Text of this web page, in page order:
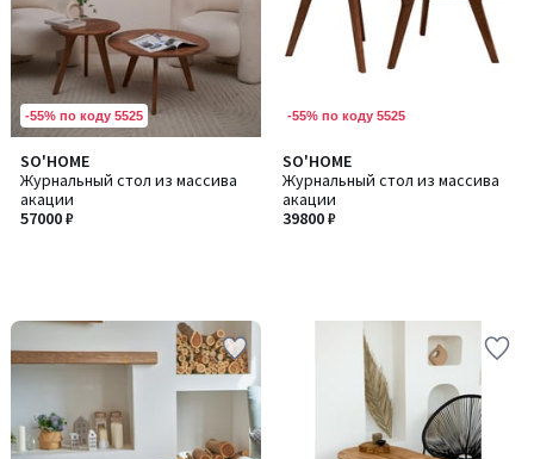
-55% по коду 5525
SO'HOME
Журнальный стол из массива
акации
57000 ₽
-55% по коду 5525
SO'HOME
Журнальный стол из массива
акации
39800 ₽